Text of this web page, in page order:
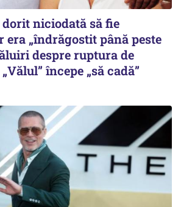
niciodată să fie
era „îndrăgostit până peste
despre ruptura de
începe „să cadă”